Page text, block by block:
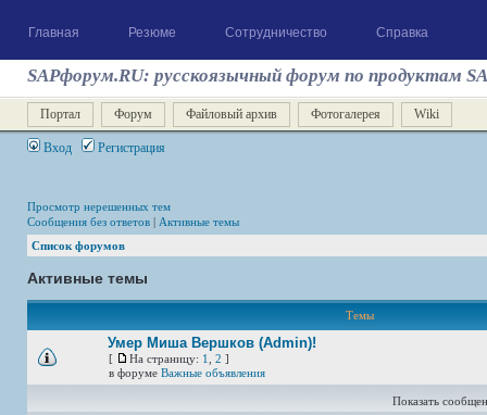
Главная Резюме Сотрудничество Справка
SAPфорум.RU: русскоязычный форум по продуктам
Портал Форум Файловый архив Фотогалерея Wiki
Вход Регистрация
Просмотр нерешенных тем
Сообщения без ответов | Активные темы
Список форумов
Активные темы
Темы
Умер Миша Вершков (Admin)!
[ На страницу: 1 2 ]
в форуме Важные объявления
Показать